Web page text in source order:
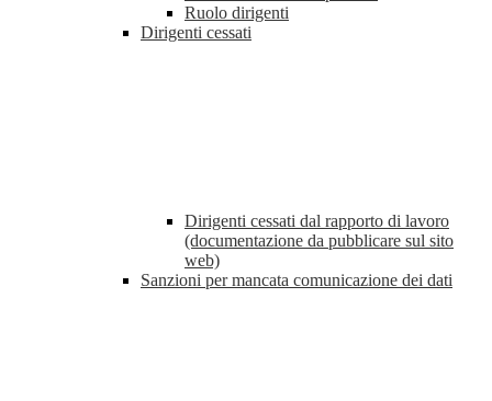
Ruolo dirigenti
Dirigenti cessati
Dirigenti cessati dal rapporto di lavoro
(documentazione da pubblicare sul sito
web)
Sanzioni per mancata comunicazione dei dati